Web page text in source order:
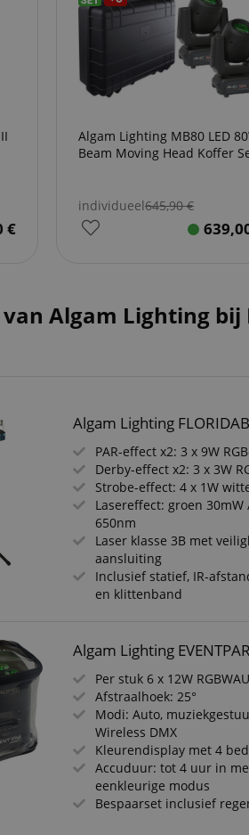
€
Algam Lighting MB80 LED
Beam Moving Head Koffer
individueel645,90€
Algam Lighting bij
Algam Lighting
PAR-effect x2: 3 x 9W
Derby-effect x2: 3 x 3W
Strobe-effect: 4 x 1W
Lasereffect: groen
650nm
Laser klasse 3B met
aansluiting
Inclusief statief, IR-
en klittenband
Algam Lighting
Per stuk 6 x 12W
Afstraalhoek: 25°
Modi: Auto,
Wireless DMX
Kleurendisplay met 4
Accuduur: tot 4 uur in
eenkleurige modus
Bespaarset inclusief